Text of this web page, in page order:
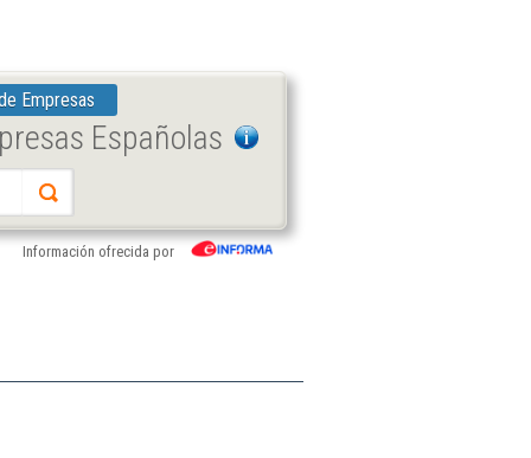
Empresas
Españolas
Información ofrecida por